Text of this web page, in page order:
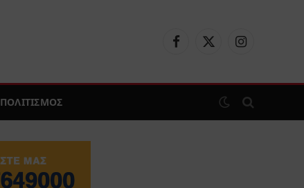
Facebook
X
Instagram
ΠΟΛΙΤΙΣΜΟΣ